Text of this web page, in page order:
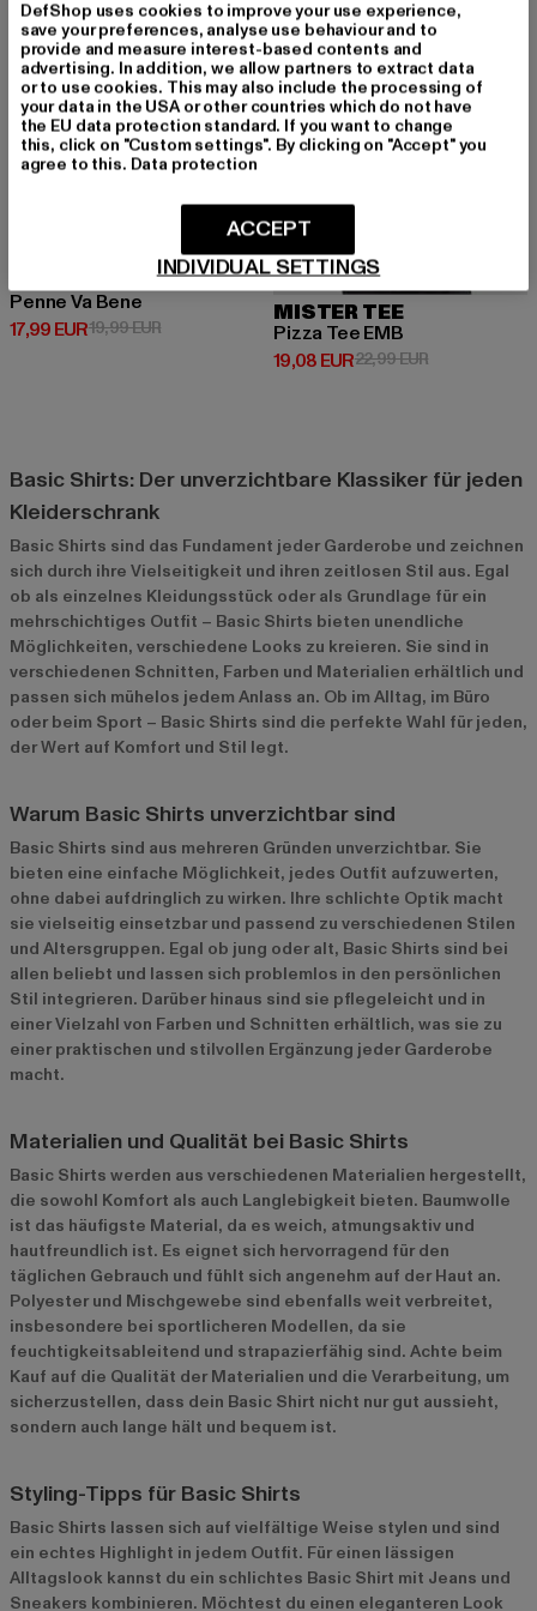
Penne Va Bene
17,99 EUR
Derzeitiger Preis: 17,99 EUR
19,99 EURAktionspreis: 19,99 EUR
MISTER TEE
Pizza Tee EMB
19,08 EUR
Derzeitiger Preis: 19,08 EUR
22,99 EURAktionspreis:
Basic Shirts: Der unverzichtbare Klassiker für jeden
Kleiderschrank
Basic Shirts sind das Fundament jeder Garderobe und zeichnen
sich durch ihre Vielseitigkeit und ihren zeitlosen Stil aus. Egal
ob als einzelnes Kleidungsstück oder als Grundlage für ein
mehrschichtiges Outfit – Basic Shirts bieten unendliche
Möglichkeiten, verschiedene Looks zu kreieren. Sie sind in
verschiedenen Schnitten, Farben und Materialien erhältlich und
passen sich mühelos jedem Anlass an. Ob im Alltag, im Büro
oder beim Sport – Basic Shirts sind die perfekte Wahl für jeden,
der Wert auf Komfort und Stil legt.
Warum Basic Shirts unverzichtbar sind
Basic Shirts sind aus mehreren Gründen unverzichtbar. Sie
bieten eine einfache Möglichkeit, jedes Outfit aufzuwerten,
ohne dabei aufdringlich zu wirken. Ihre schlichte Optik macht
sie vielseitig einsetzbar und passend zu verschiedenen Stilen
und Altersgruppen. Egal ob jung oder alt, Basic Shirts sind bei
allen beliebt und lassen sich problemlos in den persönlichen
Stil integrieren. Darüber hinaus sind sie pflegeleicht und in
einer Vielzahl von Farben und Schnitten erhältlich, was sie zu
einer praktischen und stilvollen Ergänzung jeder Garderobe
macht.
Materialien und Qualität bei Basic Shirts
Basic Shirts werden aus verschiedenen Materialien hergestellt,
die sowohl Komfort als auch Langlebigkeit bieten. Baumwolle
ist das häufigste Material, da es weich, atmungsaktiv und
hautfreundlich ist. Es eignet sich hervorragend für den
täglichen Gebrauch und fühlt sich angenehm auf der Haut an.
Polyester und Mischgewebe sind ebenfalls weit verbreitet,
insbesondere bei sportlicheren Modellen, da sie
feuchtigkeitsableitend und strapazierfähig sind. Achte beim
Kauf auf die Qualität der Materialien und die Verarbeitung, um
sicherzustellen, dass dein Basic Shirt nicht nur gut aussieht,
sondern auch lange hält und bequem ist.
Styling-Tipps für Basic Shirts
Basic Shirts lassen sich auf vielfältige Weise stylen und sind
ein echtes Highlight in jedem Outfit. Für einen lässigen
Alltagslook kannst du ein schlichtes Basic Shirt mit Jeans und
Sneakers kombinieren. Möchtest du einen eleganteren Look
DefShop uses cookies to improve your use experience,
save your preferences, analyse use behaviour and to
provide and measure interest-based contents and
advertising. In addition, we allow partners to extract data
or to use cookies. This may also include the processing of
your data in the USA or other countries which do not have
the EU data protection standard. If you want to change
this, click on "Custom settings". By clicking on "Accept" you
agree to this. Data protection
INDIVIDUAL SETTINGS
ACCEPT